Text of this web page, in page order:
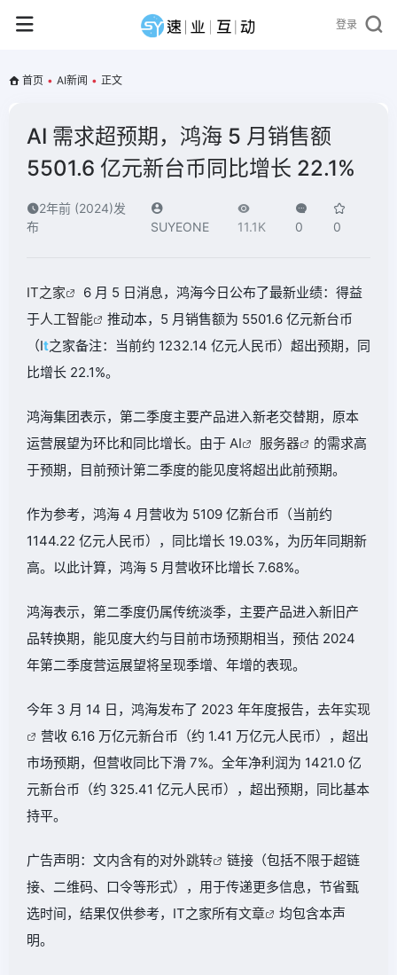
登录
首页 • AI新闻 • 正文
AI 需求超预期，鸿海 5 月销售额
5501.6 亿元新台币同比增长 22.1%
2年前 (2024)发
布
SUYEONE 11.1K 0 0
IT之家
6 月 5 日消息，鸿海今日公布了最新业绩：得益
于人工智能
推动本，5 月销售额为 5501.6 亿元新台币
（It之家备注：当前约 1232.14 亿元人民币）超出预期，同
比增长 22.1%。
鸿海集团表示，第二季度主要产品进入新老交替期，原本
运营展望为环比和同比增长。由于 AI 服务器
的需求高
于预期，目前预计第二季度的能见度将超出此前预期。
作为参考，鸿海 4 月营收为 5109 亿新台币（当前约
1144.22 亿元人民币），同比增长 19.03%，为历年同期新
高。以此计算，鸿海 5 月营收环比增长 7.68%。
鸿海表示，第二季度仍属传统淡季，主要产品进入新旧产
品转换期，能见度大约与目前市场预期相当，预估 2024
年第二季度营运展望将呈现季增、年增的表现。
今年 3 月 14 日，鸿海发布了 2023 年年度报告，去年实现
营收 6.16 万亿元新台币（约 1.41 万亿元人民币），超出
市场预期，但营收同比下滑 7%。全年净利润为 1421.0 亿
元新台币（约 325.41 亿元人民币），超出预期，同比基本
持平。
广告声明：文内含有的对外跳转
链接（包括不限于超链
接、二维码、口令等形式），用于传递更多信息，节省甄
选时间，结果仅供参考，IT之家所有文章
均包含本声
明。